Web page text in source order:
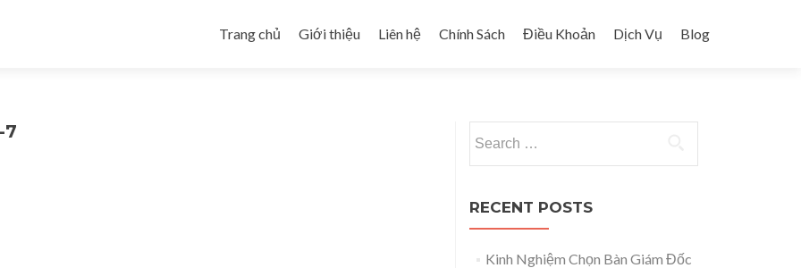
Trang chủ
Giới thiệu Liên hệ Chính Sách Điều Khoản Dịch Vụ Blog
7
RECENT POSTS
Kinh Nghiệm Chọn Bàn Giám Đốc